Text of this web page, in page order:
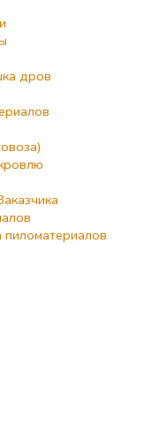
дров